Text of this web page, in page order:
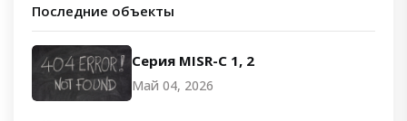
Последние объекты
Серия MISR-C 1, 2
Май 04, 2026